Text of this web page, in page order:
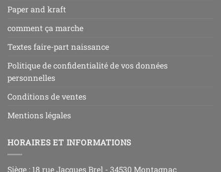
Paper and kraft
comment ça marche
Textes faire-part naissance
Politique de confidentialité de vos données
personnelles
Conditions de ventes
Mentions légales
HORAIRES ET INFORMATIONS
Siège : 18 rue Jacques Brel - 34530 Montagnac